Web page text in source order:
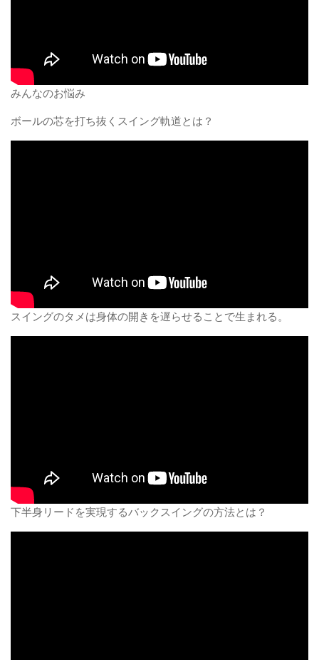
みんなのお悩み
ボールの芯を打ち抜くスイング軌道とは？
スイングのタメは身体の開きを遅らせることで生まれる。
下半身リードを実現するバックスイングの方法とは？